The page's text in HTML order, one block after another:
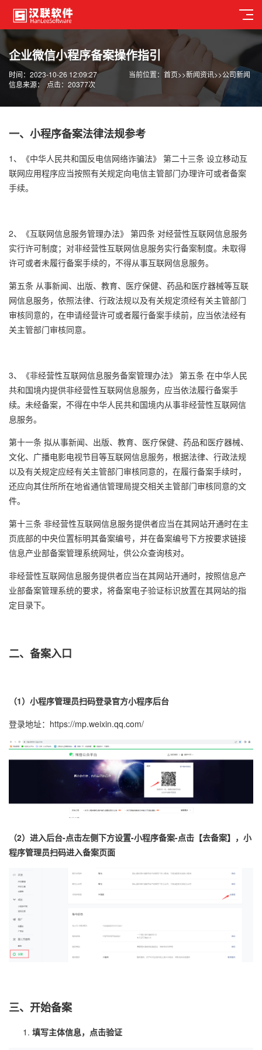
企业微信小程序备案操作指引
当前位置： 首页>>新闻资讯>>公司新闻
时间：2023-10-26 12:09:27
信息来源： 点击：20377次
一、小程序备案法律法规参考
1、《中华人民共和国反电信网络诈骗法》 第二十三条 设立移动互
联网应用程序应当按照有关规定向电信主管部门办理许可或者备案
手续。
2、《互联网信息服务管理办法》 第四条 对经营性互联网信息服务
实行许可制度；对非经营性互联网信息服务实行备案制度。未取得
许可或者未履行备案手续的，不得从事互联网信息服务。
第五条 从事新闻、出版、教育、医疗保健、药品和医疗器械等互联
网信息服务，依照法律、行政法规以及有关规定须经有关主管部门
审核同意的，在申请经营许可或者履行备案手续前，应当依法经有
关主管部门审核同意。
3、《非经营性互联网信息服务备案管理办法》 第五条 在中华人民
共和国境内提供非经营性互联网信息服务，应当依法履行备案手
续。未经备案，不得在中华人民共和国境内从事非经营性互联网信
息服务。
第十一条 拟从事新闻、出版、教育、医疗保健、药品和医疗器械、
文化、广播电影电视节目等互联网信息服务，根据法律、行政法规
以及有关规定应经有关主管部门审核同意的，在履行备案手续时，
还应向其住所所在地省通信管理局提交相关主管部门审核同意的文
件。
第十三条 非经营性互联网信息服务提供者应当在其网站开通时在主
页底部的中央位置标明其备案编号，并在备案编号下方按要求链接
信息产业部备案管理系统网址，供公众查询核对。
非经营性互联网信息服务提供者应当在其网站开通时，按照信息产
业部备案管理系统的要求，将备案电子验证标识放置在其网站的指
定目录下。
二、备案入口
（1）小程序管理员扫码登录官方小程序后台
登录地址： https://mp.weixin.qq.com/
（2）进入后台-点击左侧下方设置-小程序备案-点击【去备案】，小
程序管理员扫码进入备案页面
三、开始备案
填写主体信息，点击验证